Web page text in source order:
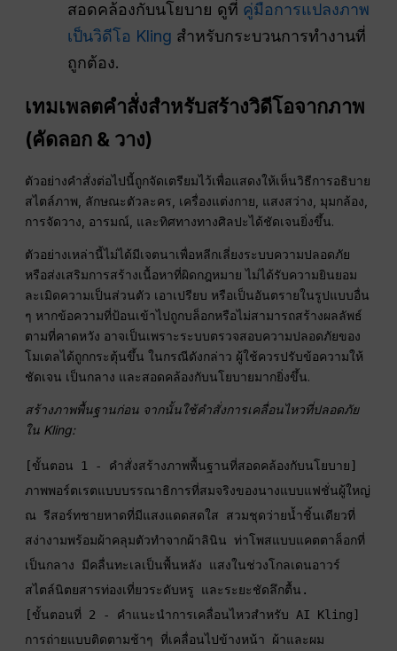
สอดคล้องกับนโยบาย ดูที่ คู่มือการแปลงภาพ
เป็นวิดีโอ Kling สำหรับกระบวนการทำงานที่
ถูกต้อง.
เทมเพลตคำสั่งสำหรับสร้างวิดีโอจากภาพ
(คัดลอก & วาง)
ตัวอย่างคำสั่งต่อไปนี้ถูกจัดเตรียมไว้เพื่อแสดงให้เห็นวิธีการอธิบาย
สไตล์ภาพ, ลักษณะตัวละคร, เครื่องแต่งกาย, แสงสว่าง, มุมกล้อง,
การจัดวาง, อารมณ์, และทิศทางทางศิลปะได้ชัดเจนยิ่งขึ้น.
ตัวอย่างเหล่านี้ไม่ได้มีเจตนาเพื่อหลีกเลี่ยงระบบความปลอดภัย
หรือส่งเสริมการสร้างเนื้อหาที่ผิดกฎหมาย ไม่ได้รับความยินยอม
ละเมิดความเป็นส่วนตัว เอาเปรียบ หรือเป็นอันตรายในรูปแบบอื่น
ๆ หากข้อความที่ป้อนเข้าไปถูกบล็อกหรือไม่สามารถสร้างผลลัพธ์
ตามที่คาดหวัง อาจเป็นเพราะระบบตรวจสอบความปลอดภัยของ
โมเดลได้ถูกกระตุ้นขึ้น ในกรณีดังกล่าว ผู้ใช้ควรปรับข้อความให้
ชัดเจน เป็นกลาง และสอดคล้องกับนโยบายมากยิ่งขึ้น.
สร้างภาพพื้นฐานก่อน จากนั้นใช้คำสั่งการเคลื่อนไหวที่ปลอดภัย
ใน Kling:
[ขั้นตอน 1 - คำสั่งสร้างภาพพื้นฐานที่สอดคล้องกับนโยบาย]
ภาพพอร์ตเรตแบบบรรณาธิการที่สมจริงของนางแบบแฟชั่นผู้ใหญ่
ณ รีสอร์ทชายหาดที่มีแสงแดดสดใส สวมชุดว่ายน้ำชิ้นเดียวที่
สง่างามพร้อมผ้าคลุมตัวทำจากผ้าลินิน ท่าโพสแบบแคตตาล็อกที่
เป็นกลาง มีคลื่นทะเลเป็นพื้นหลัง แสงในช่วงโกลเดนอาวร์
สไตล์นิตยสารท่องเที่ยวระดับหรู และระยะชัดลึกตื้น.
[ขั้นตอนที่ 2 - คำแนะนำการเคลื่อนไหวสำหรับ AI Kling]
การถ่ายแบบติดตามช้าๆ ที่เคลื่อนไปข้างหน้า ผ้าและผม